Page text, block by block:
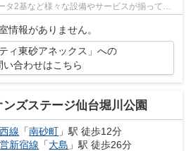
2基など様々な設備やサービスが揃ってい
では初期...
情報がありません。
ィ東砂アネックス」への
い合わせはこちら
ンズステージ仙台堀川公園
線 「南砂町 」駅 徒歩12分
新宿線 「大島 」駅 徒歩26分